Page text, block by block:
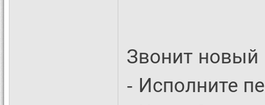
Звонит новый
- Исполните